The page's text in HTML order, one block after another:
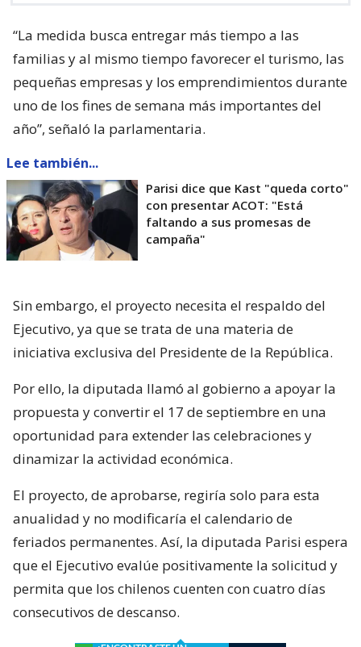
“La medida busca entregar más tiempo a las
familias y al mismo tiempo favorecer el turismo, las
pequeñas empresas y los emprendimientos durante
uno de los fines de semana más importantes del
año”, señaló la parlamentaria.
Lee también...
Parisi dice que Kast "queda corto"
con presentar ACOT: "Está
faltando a sus promesas de
campaña"
Sin embargo, el proyecto necesita el respaldo del
Ejecutivo, ya que se trata de una materia de
iniciativa exclusiva del Presidente de la República.
Por ello, la diputada llamó al gobierno a apoyar la
propuesta y convertir el 17 de septiembre en una
oportunidad para extender las celebraciones y
dinamizar la actividad económica.
El proyecto, de aprobarse, regiría solo para esta
anualidad y no modificaría el calendario de
feriados permanentes. Así, la diputada Parisi espera
que el Ejecutivo evalúe positivamente la solicitud y
permita que los chilenos cuenten con cuatro días
consecutivos de descanso.